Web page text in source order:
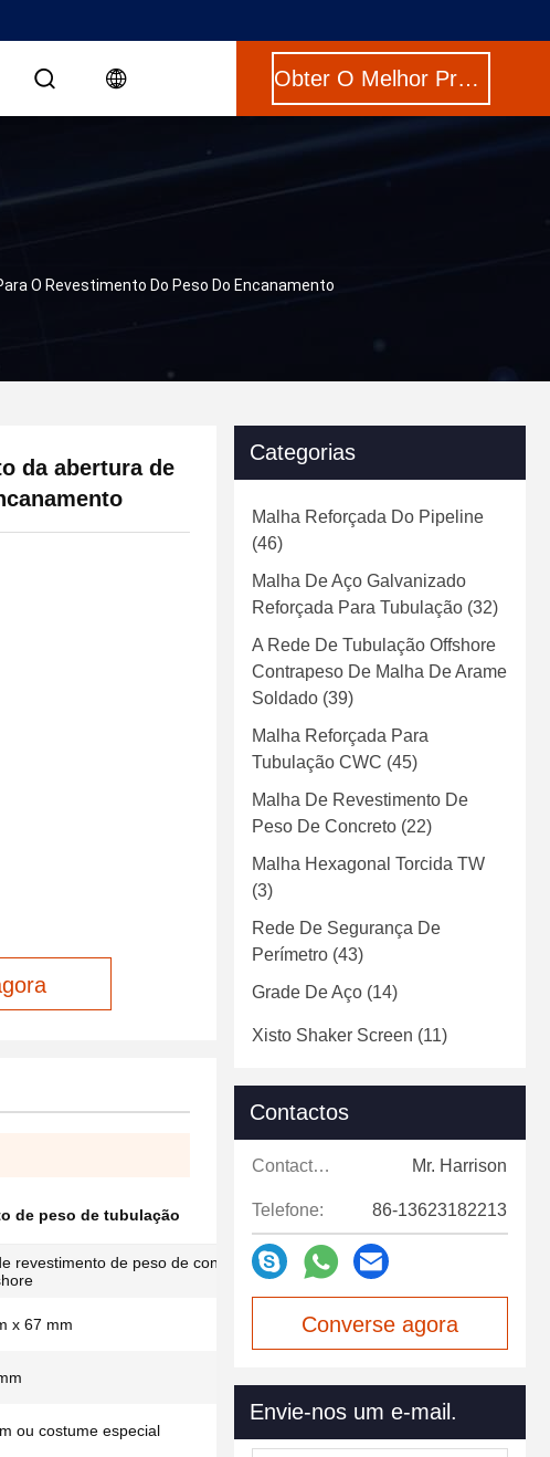
Obter O Melhor Preço
O Revestimento Do Peso Do Encanamento
da abertura de
de peso de tubulação
revestimento de peso de concreto para petróleo e
x 67 mm
ou costume especial
Categorias
Malha Reforçada Do Pipeline
(46)
Malha De Aço Galvanizado
Reforçada Para Tubulação (32)
A Rede De Tubulação Offshore
Contrapeso De Malha De Arame
Soldado (39)
Malha Reforçada Para
Tubulação CWC (45)
Malha De Revestimento De
Peso De Concreto (22)
Malha Hexagonal Torcida TW
(3)
Rede De Segurança De
Perímetro (43)
Grade De Aço (14)
Xisto Shaker Screen (11)
Contactos
Contactos: Mr. Harrison
Telefone: 86-13623182213
Converse agora
Envie-nos um e-mail.